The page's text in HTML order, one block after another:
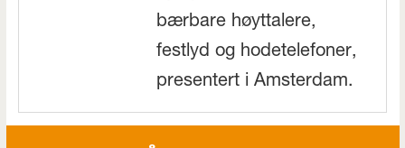
bærbare høyttalere,
festlyd og hodetelefoner,
presentert i Amsterdam.